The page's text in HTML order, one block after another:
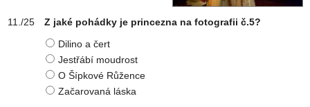
Z jaké pohádky je princezna na fotografii č.5?
Dilino a čert
Jestřábí moudrost
O Šípkové Růžence
Začarovaná láska